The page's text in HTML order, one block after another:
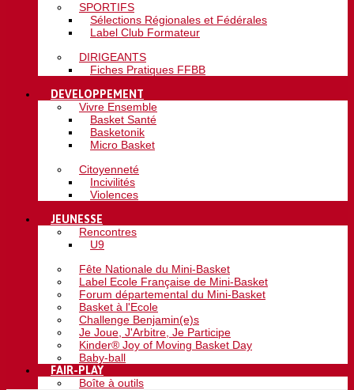
SPORTIFS
Sélections Régionales et Fédérales
Label Club Formateur
DIRIGEANTS
Fiches Pratiques FFBB
DEVELOPPEMENT
Vivre Ensemble
Basket Santé
Basketonik
Micro Basket
Citoyenneté
Incivilités
Violences
JEUNESSE
Rencontres
U9
Fête Nationale du Mini-Basket
Label Ecole Française de Mini-Basket
Forum départemental du Mini-Basket
Basket à l'Ecole
Challenge Benjamin(e)s
Je Joue, J'Arbitre, Je Participe
Kinder® Joy of Moving Basket Day
Baby-ball
FAIR-PLAY
Boîte à outils